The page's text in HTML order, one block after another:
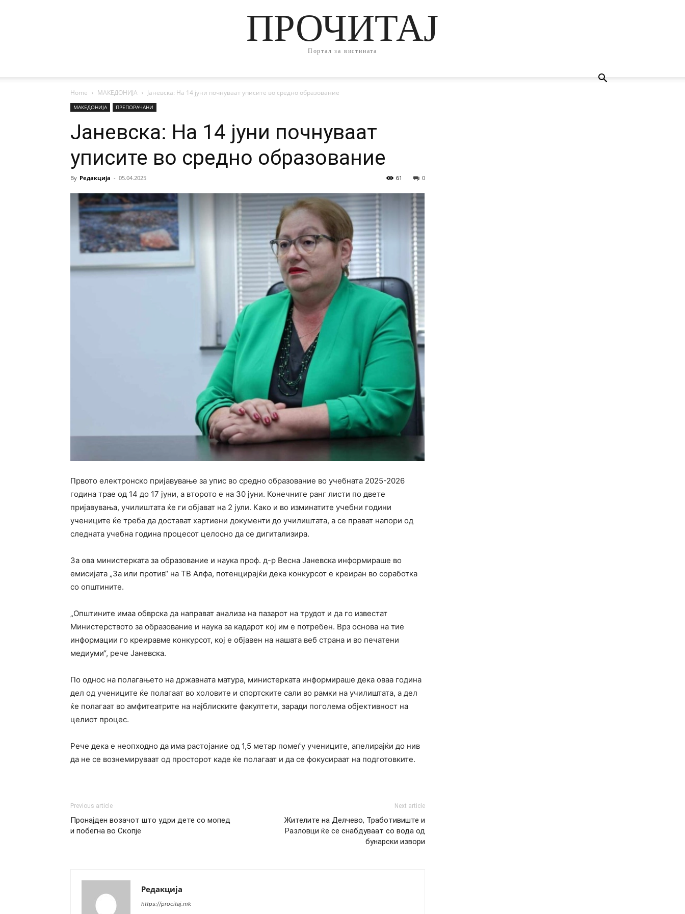
ПРОЧИТАЈ
Портал за вистината
Home МАКЕДОНИЈА Јаневска: На 14 јуни почнуваат уписите во средно образование
МАКЕДОНИЈА ПРЕПОРАЧАНИ
Јаневска: На 14 јуни почнуваат
уписите во средно образование
By Редакција - 05.04.2025 0
61
Првото електронско пријавување за упис во средно образование во учебната 2025-2026
година трае од 14 до 17 јуни, а второто е на 30 јуни. Конечните ранг листи по двете
пријавувања, училиштата ќе ги објават на 2 јули. Како и во изминатите учебни години
учениците ќе треба да достават хартиени документи до училиштата, а се прават напори од
следната учебна година процесот целосно да се дигитализира.
За ова министерката за образование и наука проф. д-р Весна Јаневска информираше во
емисијата „За или против“ на ТВ Алфа, потенцирајќи дека конкурсот е креиран во соработка
со општините.
„Општините имаа обврска да направат анализа на пазарот на трудот и да го известат
Министерството за образование и наука за кадарот кој им е потребен. Врз основа на тие
информации го креиравме конкурсот, кој е објавен на нашата веб страна и во печатени
медиуми“, рече Јаневска.
По однос на полагањето на државната матура, министерката информираше дека оваа година
дел од учениците ќе полагаат во холовите и спортските сали во рамки на училиштата, а дел
ќе полагаат во амфитеатрите на најблиските факултети, заради поголема објективност на
целиот процес.
Рече дека е неопходно да има растојание од 1,5 метар помеѓу учениците, апелирајќи до нив
да не се вознемируваат од просторот каде ќе полагаат и да се фокусираат на подготовките.
Previous article
Пронајден возачот што удри дете со мопед
и побегна во Скопје
Next article
Жителите на Делчево, Тработивиште и
Разловци ќе се снабдуваат со вода од
бунарски извори
Редакција
https://procitaj.mk